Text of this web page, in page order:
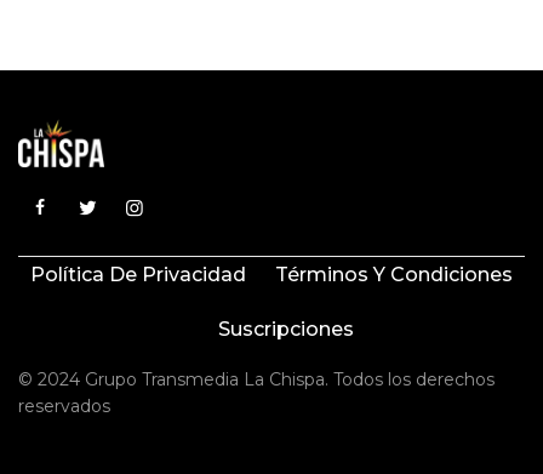
Política De Privacidad Términos Y Condiciones
Suscripciones
© 2024 Grupo Transmedia La Chispa. Todos los derechos
reservados